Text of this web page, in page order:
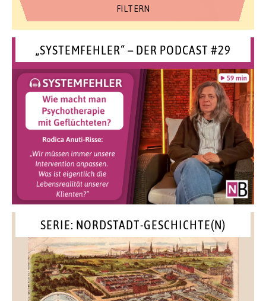
„SYSTEMFEHLER“ – DER PODCAST #29
SERIE: NORDSTADT-GESCHICHTE(N)